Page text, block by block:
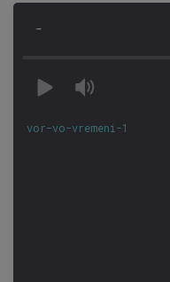
-
vor-vo-vremeni-1